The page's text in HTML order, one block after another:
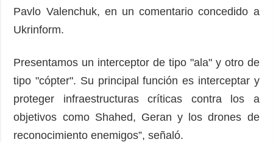
Pavlo Valenchuk, en un comentario concedido a
Ukrinform.
Presentamos un interceptor de tipo "ala" y otro de
tipo "cópter". Su principal función es interceptar y
proteger infraestructuras críticas contra los a
objetivos como Shahed, Geran y los drones de
reconocimiento enemigos”, señaló.